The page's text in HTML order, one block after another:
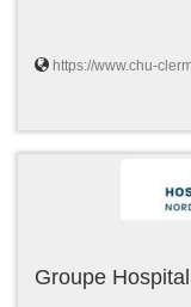
https://www.chu-
Groupe